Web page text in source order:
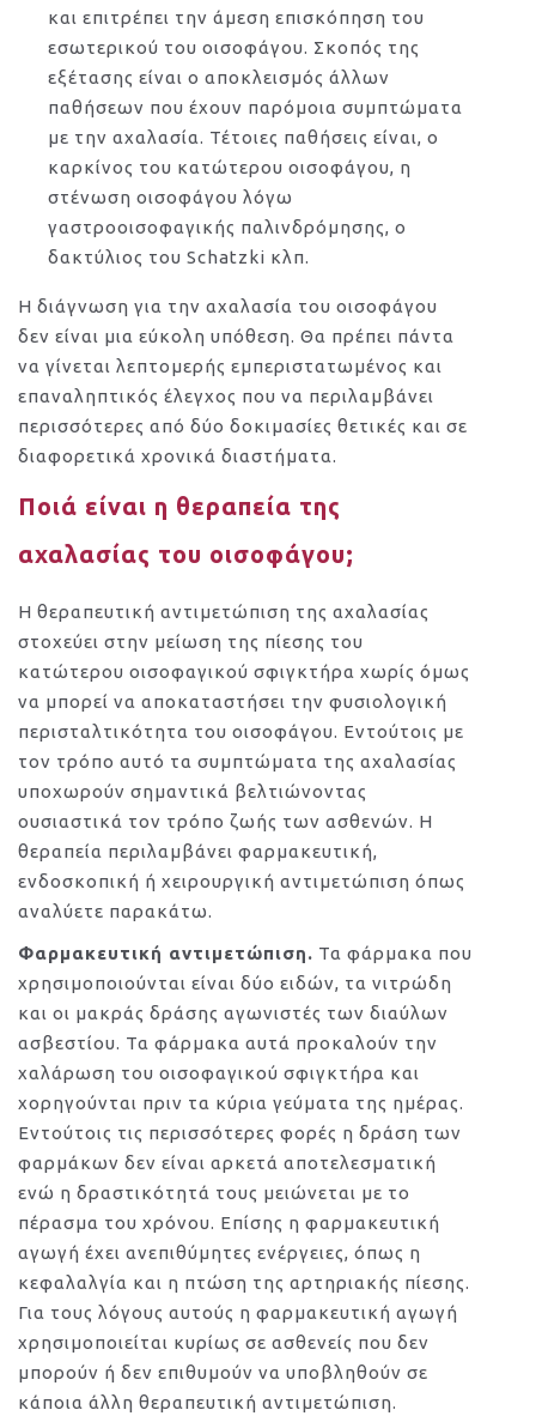
και επιτρέπει την άμεση επισκόπηση του
εσωτερικού του οισοφάγου. Σκοπός της
εξέτασης είναι ο αποκλεισμός άλλων
παθήσεων που έχουν παρόμοια συμπτώματα
με την αχαλασία. Τέτοιες παθήσεις είναι, ο
καρκίνος του κατώτερου οισοφάγου, η
στένωση οισοφάγου λόγω
γαστροοισοφαγικής παλινδρόμησης, o
δακτύλιος του Schatzki κλπ.
Η διάγνωση για την αχαλασία του οισοφάγου
δεν είναι μια εύκολη υπόθεση. Θα πρέπει πάντα
να γίνεται λεπτομερής εμπεριστατωμένος και
επαναληπτικός έλεγχος που να περιλαμβάνει
περισσότερες από δύο δοκιμασίες θετικές και σε
διαφορετικά χρονικά διαστήματα.
Ποιά είναι η θεραπεία της
αχαλασίας του οισοφάγου;
Η θεραπευτική αντιμετώπιση της αχαλασίας
στοχεύει στην μείωση της πίεσης του
κατώτερου οισοφαγικού σφιγκτήρα χωρίς όμως
να μπορεί να αποκαταστήσει την φυσιολογική
περισταλτικότητα του οισοφάγου. Εντούτοις με
τον τρόπο αυτό τα συμπτώματα της αχαλασίας
υποχωρούν σημαντικά βελτιώνοντας
ουσιαστικά τον τρόπο ζωής των ασθενών. Η
θεραπεία περιλαμβάνει φαρμακευτική,
ενδοσκοπική ή χειρουργική αντιμετώπιση όπως
αναλύετε παρακάτω.
Φαρμακευτική αντιμετώπιση. Τα φάρμακα που
χρησιμοποιούνται είναι δύο ειδών, τα νιτρώδη
και οι μακράς δράσης αγωνιστές των διαύλων
ασβεστίου. Τα φάρμακα αυτά προκαλούν την
χαλάρωση του οισοφαγικού σφιγκτήρα και
χορηγούνται πριν τα κύρια γεύματα της ημέρας.
Εντούτοις τις περισσότερες φορές η δράση των
φαρμάκων δεν είναι αρκετά αποτελεσματική
ενώ η δραστικότητά τους μειώνεται με το
πέρασμα του χρόνου. Επίσης η φαρμακευτική
αγωγή έχει ανεπιθύμητες ενέργειες, όπως η
κεφαλαλγία και η πτώση της αρτηριακής πίεσης.
Για τους λόγους αυτούς η φαρμακευτική αγωγή
χρησιμοποιείται κυρίως σε ασθενείς που δεν
μπορούν ή δεν επιθυμούν να υποβληθούν σε
κάποια άλλη θεραπευτική αντιμετώπιση.